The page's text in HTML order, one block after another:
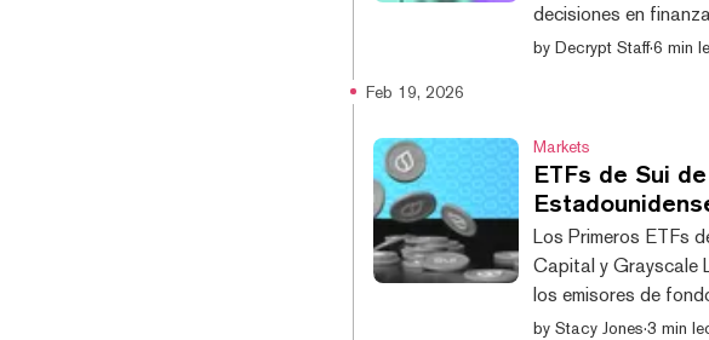
decisiones en
pregunta importante
by Decrypt Staff·6 min
Feb 19, 2026
Markets
ETFs de Sui
Los Primeros ETFs
Capital y Grayscale
los emisores de
blockchain de Capa
by Stacy Jones·3 min